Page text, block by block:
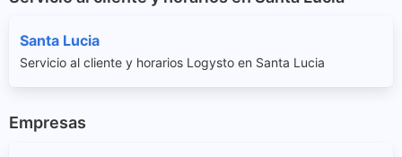
Santa Lucia
Servicio al cliente y horarios Logysto en Santa Lucia
Empresas